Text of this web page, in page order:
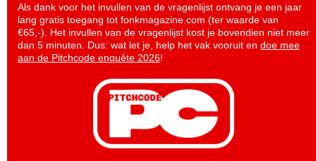
Als dank voor het invullen van de vragenlijst ontvang je een jaar
lang gratis toegang tot fonkmagazine.com (ter waarde van
€65,-). Het invullen van de vragenlijst kost je bovendien niet meer
dan 5 minuten. Dus: wat let je, help het vak vooruit en doe mee
aan de Pitchcode enquête 2026!